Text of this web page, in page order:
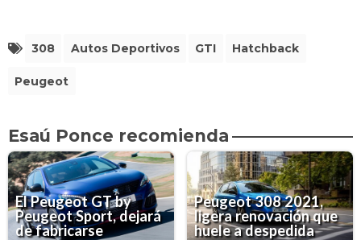
308 Autos Deportivos GTI Hatchback
Peugeot
Esaú Ponce recomienda
El Peugeot GT by
Peugeot Sport, dejará
de fabricarse
Peugeot 308 2021,
ligera renovación que
huele a despedida